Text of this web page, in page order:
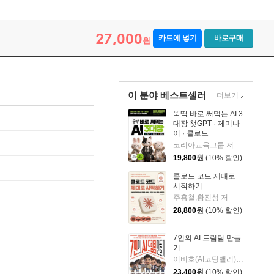
27,000원 카트에 넣기 바로구매
이 분야 베스트셀러
뚝딱 바로 써먹는 AI 3
대장 챗GPT · 제미나
이 · 클로드
코리아교육그룹 저
19,800원 (10% 할인)
클로드 코드 제대로
시작하기
주홍철,황진성 저
28,800원 (10% 할인)
7인의 AI 드림팀 만들
기
이비호(AI코딩밸리) 저
23,400원 (10% 할인)
더보기